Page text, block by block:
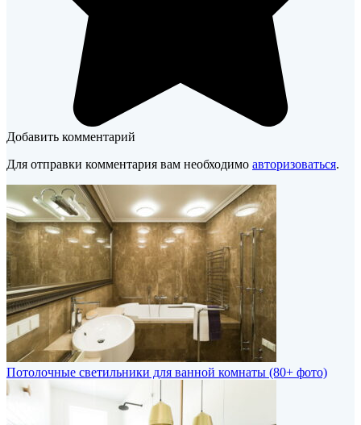
Добавить комментарий
Для отправки комментария вам необходимо авторизоваться.
Потолочные светильники для ванной комнаты (80+ фото)